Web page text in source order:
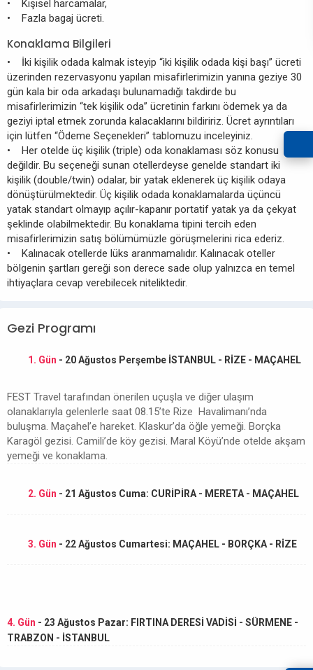
• Kişisel harcamalar,
• Fazla bagaj ücreti.
Konaklama Bilgileri
• İki kişilik odada kalmak isteyip “iki kişilik odada kişi başı” ücreti
üzerinden rezervasyonu yapılan misafirlerimizin yanına geziye 30
gün kala bir oda arkadaşı bulunamadığı takdirde bu
misafirlerimizin “tek kişilik oda” ücretinin farkını ödemek ya da
geziyi iptal etmek zorunda kalacaklarını bildiririz. Ücret ayrıntıları
için lütfen “Ödeme Seçenekleri” tablomuzu inceleyiniz.
• Her otelde üç kişilik (triple) oda konaklaması söz konusu
değildir. Bu seçeneği sunan otellerdeyse genelde standart iki
kişilik (double/twin) odalar, bir yatak eklenerek üç kişilik odaya
dönüştürülmektedir. Üç kişilik odada konaklamalarda üçüncü
yatak standart olmayıp açılır-kapanır portatif yatak ya da çekyat
şeklinde olabilmektedir. Bu konaklama tipini tercih eden
misafirlerimizin satış bölümümüzle görüşmelerini rica ederiz.
• Kalınacak otellerde lüks aranmamalıdır. Kalınacak oteller
bölgenin şartları gereği son derece sade olup yalnızca en temel
ihtiyaçlara cevap verebilecek niteliktedir.
Gezi Programı
1. Gün - 20 Ağustos Perşembe İSTANBUL - RİZE - MAÇAHEL
FEST Travel tarafından önerilen uçuşla ve diğer ulaşım
olanaklarıyla gelenlerle saat 08.15’te Rize Havalimanı’nda
buluşma. Maçahel’e hareket. Klaskur’da öğle yemeği. Borçka
Karagöl gezisi. Camili’de köy gezisi. Maral Köyü’nde otelde akşam
yemeği ve konaklama.
2. Gün - 21 Ağustos Cuma: CURİPİRA - MERETA - MAÇAHEL
3. Gün - 22 Ağustos Cumartesi: MAÇAHEL - BORÇKA - RİZE
4. Gün - 23 Ağustos Pazar: FIRTINA DERESİ VADİSİ - SÜRMENE -
TRABZON - İSTANBUL